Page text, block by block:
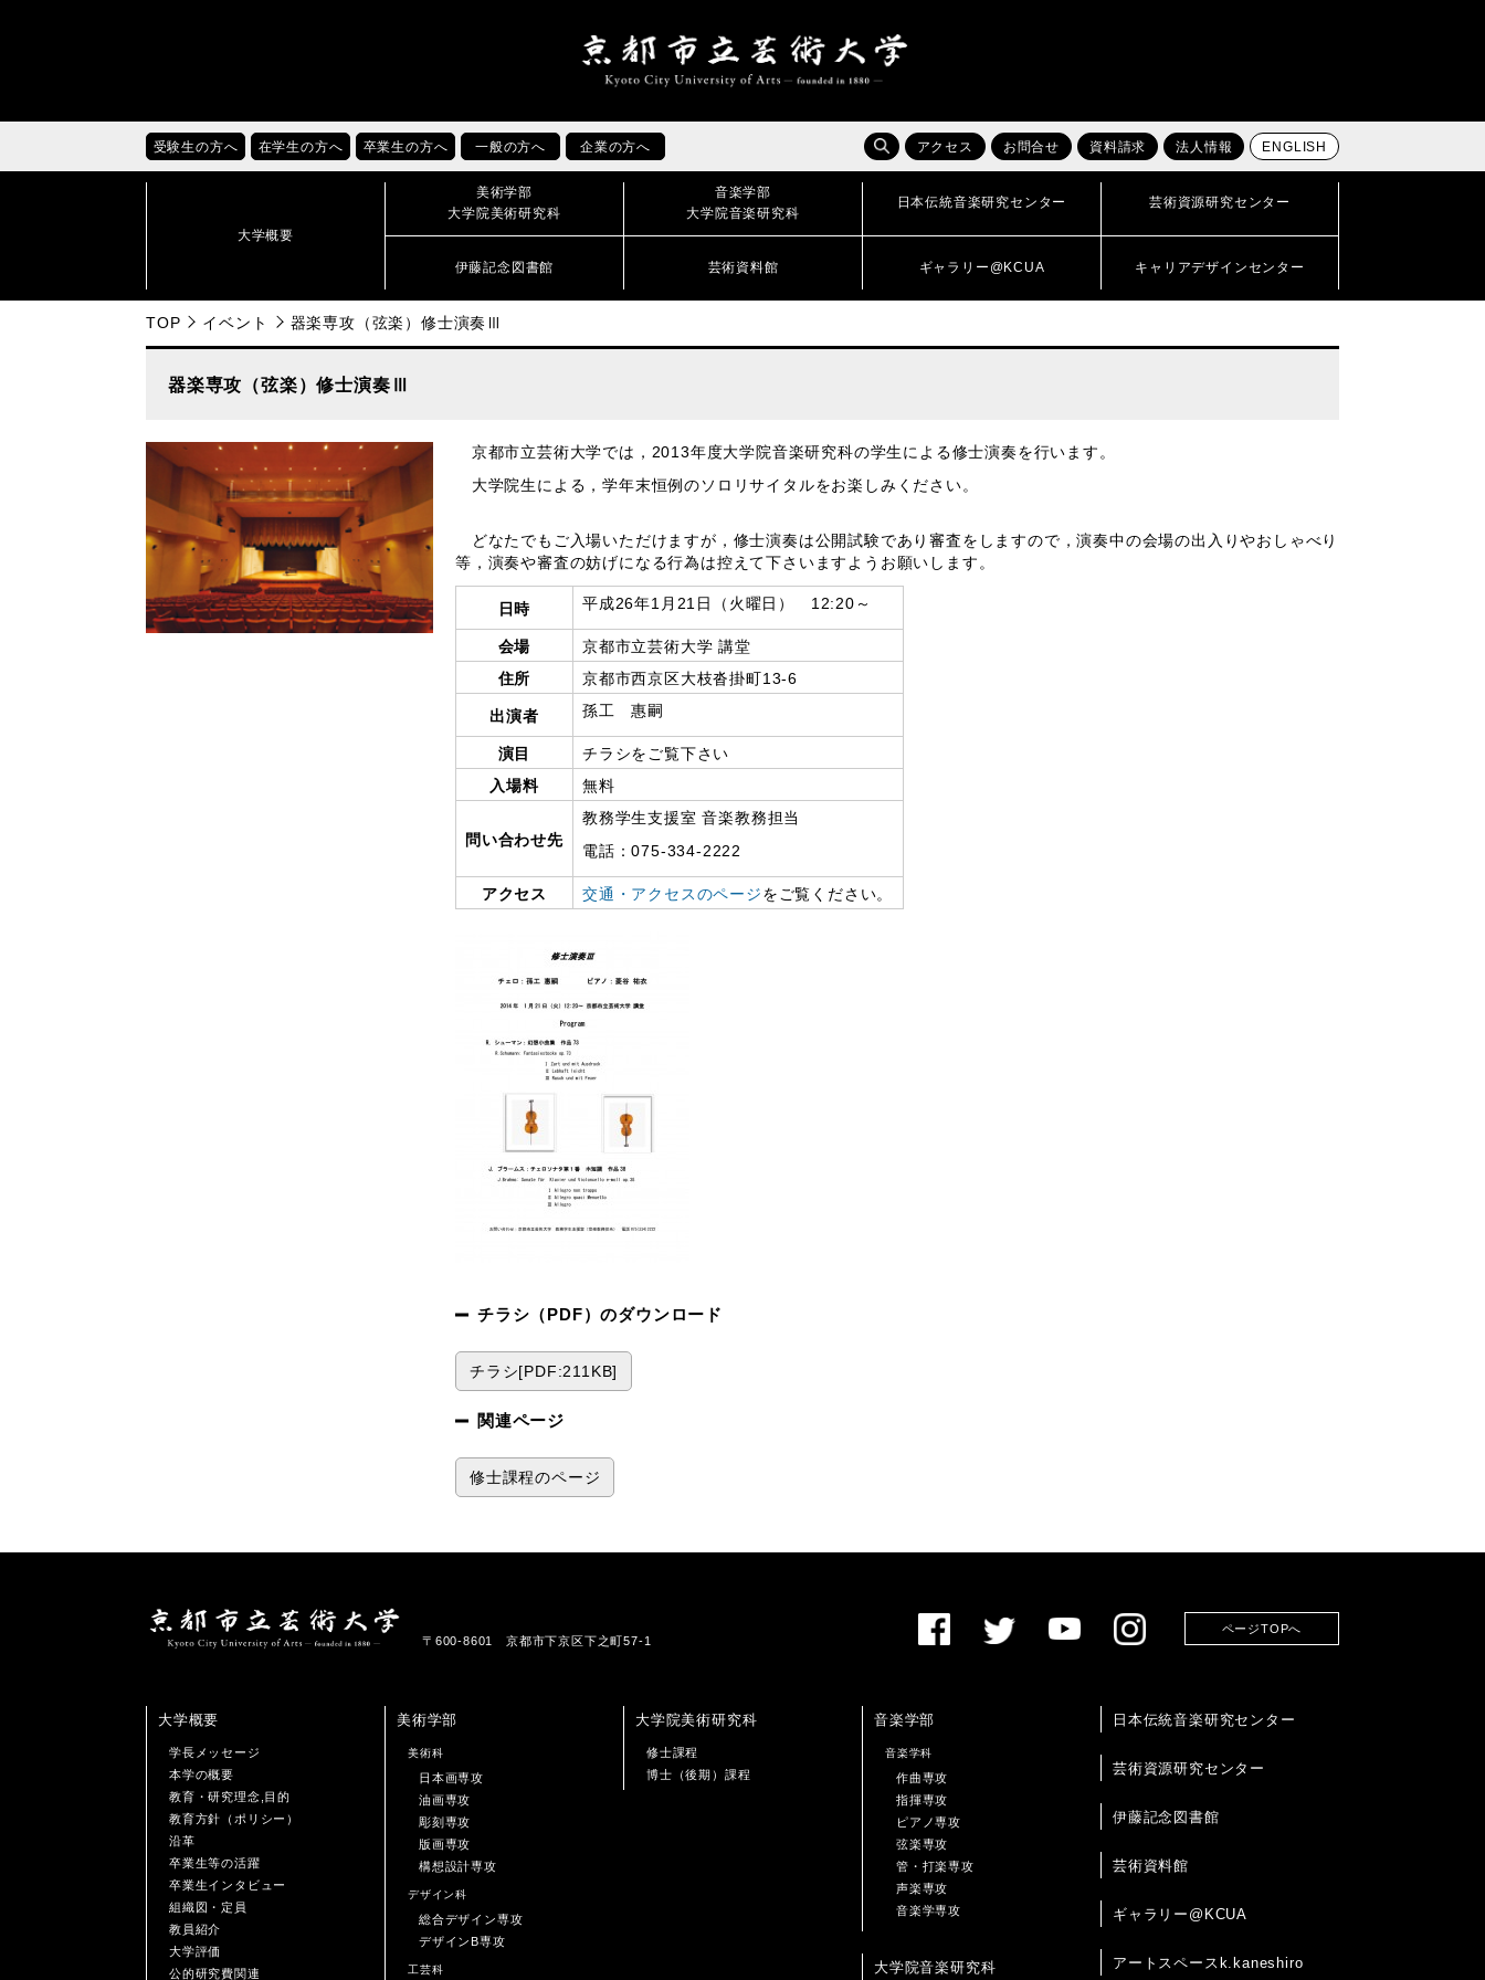
受験生の方へ 在学生の方へ 卒業生の方へ 一般の方へ 企業の方へ アクセス お問合せ 資料請求 法人情報 ENGLISH
大学概要
美術学部
大学院美術研究科
音楽学部
大学院音楽研究科
日本伝統音楽研究センター 芸術資源研究センター
伊藤記念図書館 芸術資料館 ギャラリー@KCUA キャリアデザインセンター
TOP イベント 器楽専攻（弦楽）修士演奏Ⅲ
器楽専攻（弦楽）修士演奏Ⅲ
京都市立芸術大学では，2013年度大学院音楽研究科の学生による修士演奏を行います。
大学院生による，学年末恒例のソロリサイタルをお楽しみください。
どなたでもご入場いただけますが，修士演奏は公開試験であり審査をしますので，演奏中の会場の出入りやおしゃべり
等，演奏や審査の妨げになる行為は控えて下さいますようお願いします。
日時 平成26年1月21日（火曜日） 12:20～
会場
京都市立芸術大学 講堂
住所
京都市西京区大枝沓掛町13-6
出演者 孫工 惠嗣
演目
チラシをご覧下さい
入場料
無料
問い合わせ先
教務学生支援室 音楽教務担当
電話：075-334-2222
アクセス 交通・アクセスのページ をご覧ください。
チラシ（PDF）のダウンロード
チラシ[PDF:211KB]
関連ページ
修士課程のページ
〒600-8601 京都市下京区下之町57-1
ページTOPへ
大学概要
学長メッセージ
本学の概要
教育・研究理念,目的
教育方針（ポリシー）
沿革
卒業生等の活躍
卒業生インタビュー
組織図・定員
教員紹介
大学評価
公的研究費関連
美術学部
美術科
日本画専攻
油画専攻
彫刻専攻
版画専攻
構想設計専攻
デザイン科
総合デザイン専攻
デザインB専攻
工芸科
大学院美術研究科
修士課程
博士（後期）課程
音楽学部
音楽学科
作曲専攻
指揮専攻
ピアノ専攻
弦楽専攻
管・打楽専攻
声楽専攻
音楽学専攻
大学院音楽研究科
日本伝統音楽研究センター
芸術資源研究センター
伊藤記念図書館
芸術資料館
ギャラリー@KCUA
アートスペースk.kaneshiro